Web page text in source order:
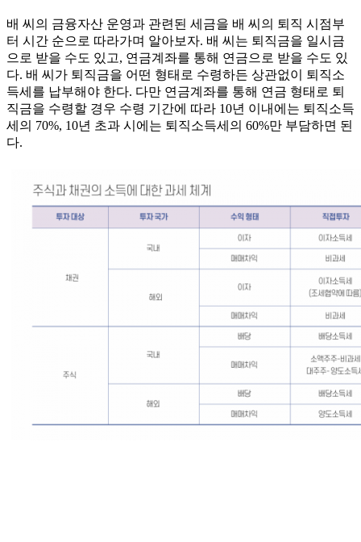
배 씨의 금융자산 운영과 관련된 세금을 배 씨의 퇴직 시점부
터 시간 순으로 따라가며 알아보자. 배 씨는 퇴직금을 일시금
으로 받을 수도 있고, 연금계좌를 통해 연금으로 받을 수도 있
다. 배 씨가 퇴직금을 어떤 형태로 수령하든 상관없이 퇴직소
득세를 납부해야 한다. 다만 연금계좌를 통해 연금 형태로 퇴
직금을 수령할 경우 수령 기간에 따라 10년 이내에는 퇴직소득
세의 70%, 10년 초과 시에는 퇴직소득세의 60%만 부담하면 된
다.